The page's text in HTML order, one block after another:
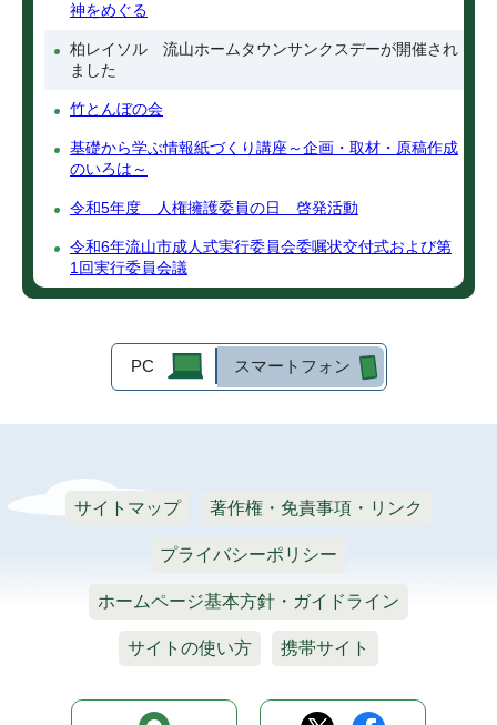
神をめぐる
柏レイソル 流山ホームタウンサンクスデーが開催され
ました
竹とんぼの会
基礎から学ぶ情報紙づくり講座～企画・取材・原稿作成
のいろは～
令和5年度 人権擁護委員の日 啓発活動
令和6年流山市成人式実行委員会委嘱状交付式および第
1回実行委員会議
PC スマートフォン
サイトマップ 著作権・免責事項・リンク
プライバシーポリシー
ホームページ基本方針・ガイドライン
サイトの使い方 携帯サイト